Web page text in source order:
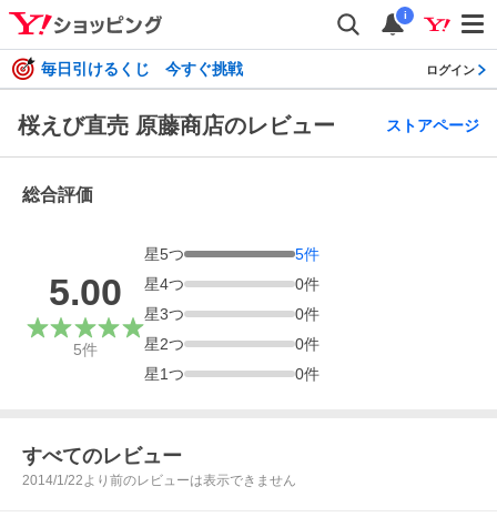
i
毎日引けるくじ 今すぐ挑戦 ログイン
桜えび直売 原藤商店のレビュー ストアページ
総合評価
5.00
5件
星5つ 5件
星4つ 0件
星3つ 0件
星2つ 0件
星1つ 0件
すべてのレビュー
2014/1/22より前のレビューは表示できません